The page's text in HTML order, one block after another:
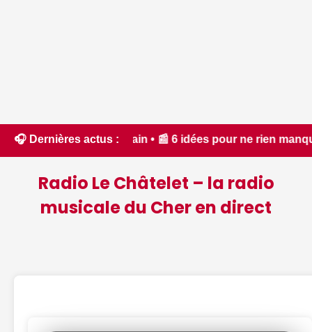
🎧 Dernières actus :
• 📰 6 idées pour ne rien manquer à
Radio Le Châtelet – la radio
musicale du Cher en direct